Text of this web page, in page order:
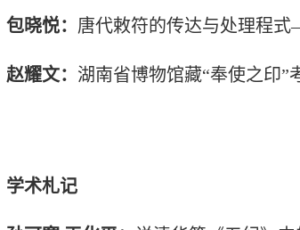
包晓悦： 唐代敕符的传达与处理程
赵耀文： 湖南省博物馆藏“奉使之印”
学术札记